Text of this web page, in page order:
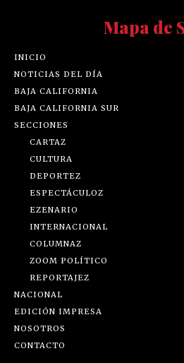
Mapa de
INICIO
NOTICIAS DEL DÍA
BAJA CALIFORNIA
BAJA CALIFORNIA SUR
SECCIONES
CARTAZ
CULTURA
DEPORTEZ
ESPECTÁCULOZ
EZENARIO
INTERNACIONAL
COLUMNAZ
ZOOM POLÍTICO
REPORTAJEZ
NACIONAL
EDICIÓN IMPRESA
NOSOTROS
CONTACTO